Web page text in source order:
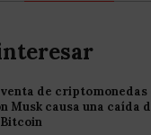
de criptomonedas
Musk causa una caída